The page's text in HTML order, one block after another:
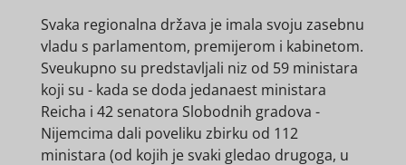
Svaka regionalna država je imala svoju zasebnu
vladu s parlamentom, premijerom i kabinetom.
Sveukupno su predstavljali niz od 59 ministara
koji su - kada se doda jedanaest ministara
Reicha i 42 senatora Slobodnih gradova -
Nijemcima dali poveliku zbirku od 112
ministara (od kojih je svaki gledao drugoga, u